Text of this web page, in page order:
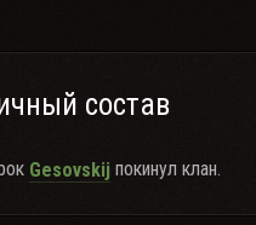
состав
Gesovskij покинул клан.